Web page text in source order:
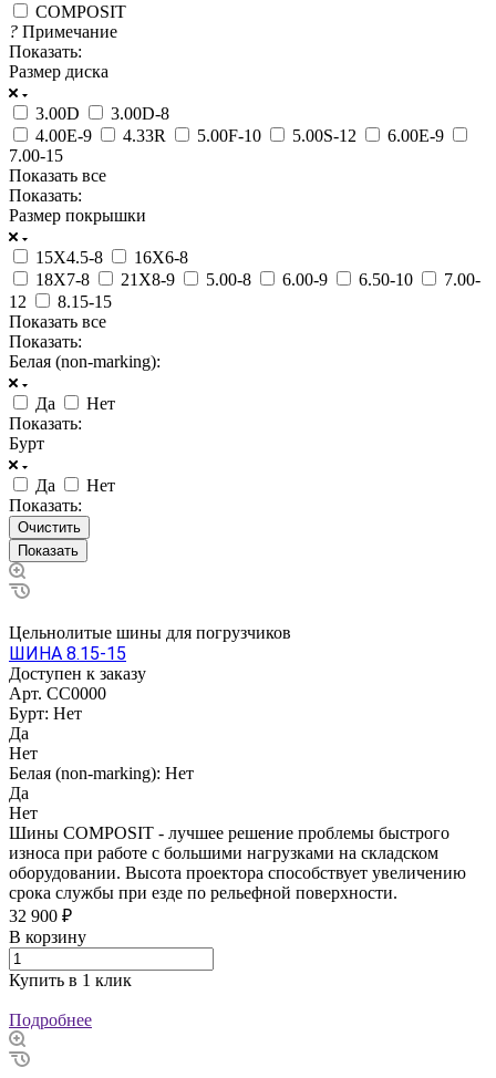
COMPOSIT
? Примечание
Показать:
Размер диска
3.00D
3.00D-8
4.00E-9
4.33R 5.00F-10 5.00S-12
6.00E-9
7.00-15
Показать все
Показать:
Размер покрышки
15Х4.5-8
16Х6-8
18Х7-8
21Х8-9 5.00-8 6.00-9 6.50-10
7.00-
12
8.15-15
Показать все
Показать:
Белая (non-marking):
Да
Нет
Показать:
Бурт
Да
Нет
Показать:
Очистить
Цельнолитые шины для погрузчиков
ШИНА 8.15-15
Доступен к заказу
Арт. CC0000
Бурт: Нет
Да
Нет
Белая (non-marking): Нет
Да
Нет
Шины COMPOSIT - лучшее решение проблемы быстрого
износа при работе с большими нагрузками на складском
оборудовании. Высота проектора способствует увеличению
срока службы при езде по рельефной поверхности.
32 900 ₽
В корзину
Купить в 1 клик
Подробнее